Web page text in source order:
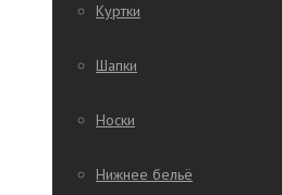
Куртки
Шапки
Носки
Нижнее бельё